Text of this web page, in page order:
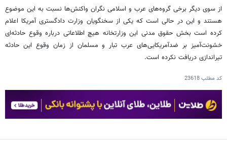
از سوی دیگر برخی گروه‌های عرب و اسلامی نگران واکنش‌ها نسبت به این موضوع
هستند و این در حالی است که یکی از سخنگویان وزارت دادگستری آمریکا اعلام
کرده است بخش حقوق مدنی این وزارتخانه هیچ اطلاعاتی درباره وقوع حادثه‌ای
خشونت‌آمیز بر ضدآمریکایی‌های عرب تبار و مسلمان از زمان وقوع این حادثه
تیراندازی دریافت نکرده است.
کد مطلب23618